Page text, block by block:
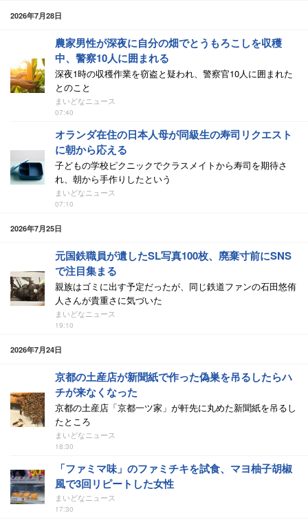
2026年7月28日
農家男性が深夜に自分の畑でとうもろこしを収穫
中、警察10人に囲まれる
深夜1時の収穫作業を窃盗と疑われ、警察官10人に囲まれた
とのこと
まいどなニュース
07:40
オランダ在住の日本人母が同級生の寿司リクエスト
に朝から応える
子どもの学校ピクニックでクラスメイトから寿司を期待さ
れ、朝から手作りしたという
まいどなニュース
07:10
2026年7月25日
元国鉄職員が遺したSL写真100枚、廃棄寸前にSNS
で注目集まる
親族はゴミに出す予定だったが、同じ鉄道ファンの石田悠侑
人さんが貴重さに気づいた
まいどなニュース
19:10
2026年7月24日
京都の土産店が新聞紙で作った偽巣を吊るしたらハ
チが来なくなった
京都の土産店「京都一ツ家」が軒先に丸めた新聞紙を吊るし
たところ
まいどなニュース
18:30
「ファミマ味」のファミチキを試食、マヨ柚子胡椒
風で3回リピートした女性
まいどなニュース
17:30